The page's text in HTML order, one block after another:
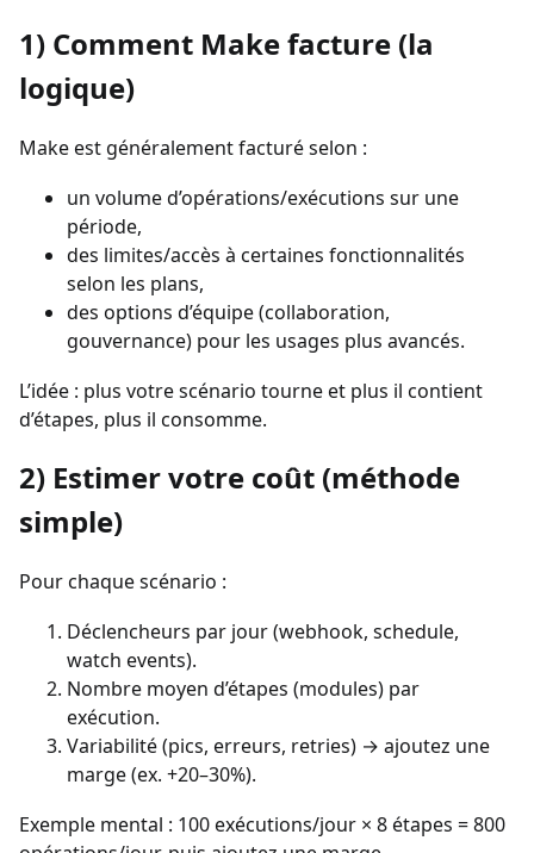
1) Comment Make facture (la
logique)
Make est généralement facturé selon :
un volume d’opérations/exécutions sur une
période,
des limites/accès à certaines fonctionnalités
selon les plans,
des options d’équipe (collaboration,
gouvernance) pour les usages plus avancés.
L’idée : plus votre scénario tourne et plus il contient
d’étapes, plus il consomme.
2) Estimer votre coût (méthode
simple)
Pour chaque scénario :
Déclencheurs par jour (webhook, schedule,
watch events).
Nombre moyen d’étapes (modules) par
exécution.
Variabilité (pics, erreurs, retries) → ajoutez une
marge (ex. +20–30%).
Exemple mental : 100 exécutions/jour × 8 étapes = 800